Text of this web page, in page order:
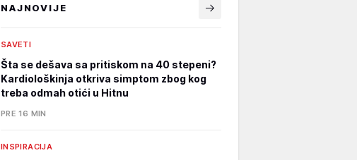
NAJNOVIJE
SAVETI
Šta se dešava sa pritiskom na 40 stepeni?
Kardiološkinja otkriva simptom zbog kog
treba odmah otići u Hitnu
PRE 16 MIN
INSPIRACIJA